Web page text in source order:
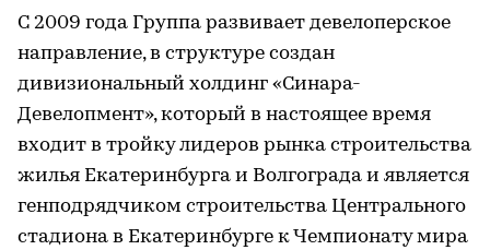
С 2009 года Группа развивает девелоперское
направление, в структуре создан
дивизиональный холдинг «Синара-
Девелопмент», который в настоящее время
входит в тройку лидеров рынка строительства
жилья Екатеринбурга и Волгограда и является
генподрядчиком строительства Центрального
стадиона в Екатеринбурге к Чемпионату мира